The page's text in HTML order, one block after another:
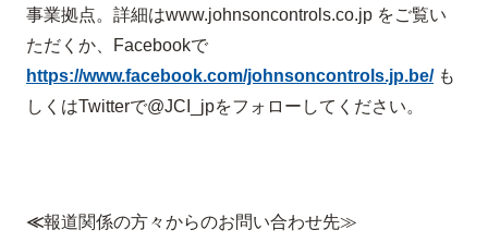
事業拠点。詳細はwww.johnsoncontrols.co.jp をご覧い
ただくか、
Facebookで
https://www.facebook.com/johnsoncontrols.jp.be/も
しくはTwitterで@JCI_jpをフォローしてください。
≪報道関係の方々からのお問い合わせ先≫